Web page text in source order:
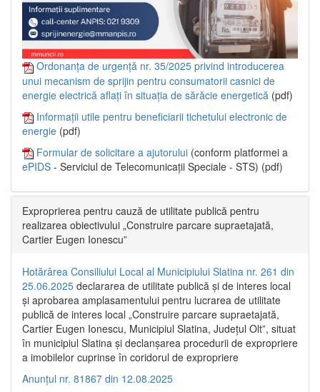
Ordonanța de urgență nr. 35/2025 privind introducerea
unui mecanism de sprijin pentru consumatorii casnici de
energie electrică aflați în situația de sărăcie energetică (pdf)
Informații utile pentru beneficiarii tichetului electronic de
energie (pdf)
Formular de solicitare a ajutorului (conform platformei a
ePIDS - Serviciul de Telecomunicații Speciale - STS) (pdf)
Exproprierea pentru cauză de utilitate publică pentru
realizarea obiectivului „Construire parcare supraetajată,
Cartier Eugen Ionescu”
Hotărârea Consiliului Local al Municipiului Slatina nr. 261 din
25.06.2025 declararea de utilitate publică și de interes local
și aprobarea amplasamentului pentru lucrarea de utilitate
publică de interes local „Construire parcare supraetajată,
Cartier Eugen Ionescu, Municipiul Slatina, Județul Olt”, situat
în municipiul Slatina și declanșarea procedurii de expropriere
a imobilelor cuprinse în coridorul de expropriere
Anunțul nr. 81867 din 12.08.2025